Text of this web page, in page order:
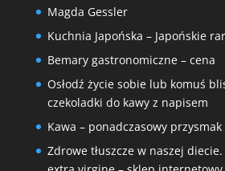
Magda Gessler
Kuchnia Japońska – Japońskie
Bemary gastronomiczne – cena
Osłodź życie sobie lub komuś
czekoladki do kawy z napisem
Kawa – ponadczasowy przysmak
Zdrowe tłuszcze w naszej